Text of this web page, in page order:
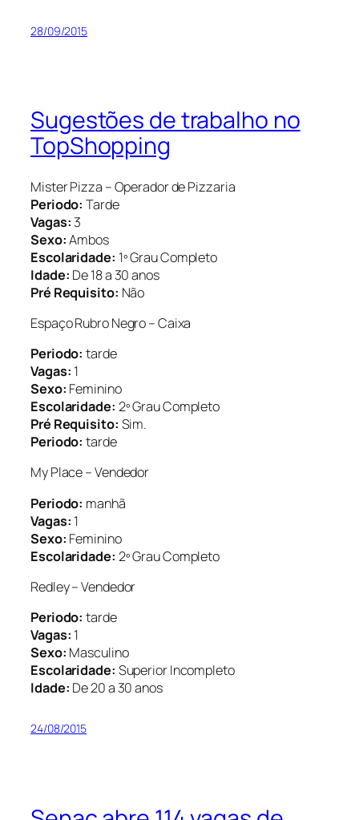
28/09/2015
Sugestões de trabalho no
TopShopping
Mister Pizza – Operador de Pizzaria
Periodo:Tarde
Vagas: 3
Sexo:Ambos
Escolaridade: 1º Grau Completo
Idade: De 18 a 30 anos
Pré Requisito: Não
Espaço Rubro Negro – Caixa
Periodo:tarde
Vagas: 1
Sexo: Feminino
Escolaridade: 2º Grau Completo
Pré Requisito: Sim.
Periodo:tarde
My Place – Vendedor
Periodo: manhã
Vagas: 1
Sexo: Feminino
Escolaridade: 2º Grau Completo
Redley – Vendedor
Periodo:tarde
Vagas: 1
Sexo: Masculino
Escolaridade: Superior Incompleto
Idade: De 20 a 30 anos
24/08/2015